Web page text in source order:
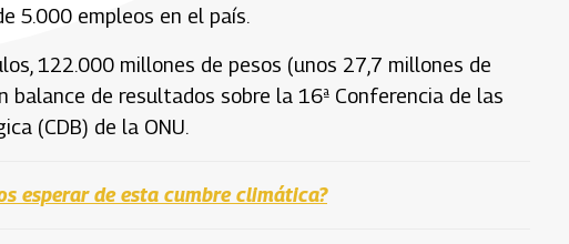
5.000 empleos en el país.
122.000 millones de pesos (unos 27,7 millones de
de resultados sobre la 16ª Conferencia de las
(CDB) de la ONU.
esperar de esta cumbre climática?